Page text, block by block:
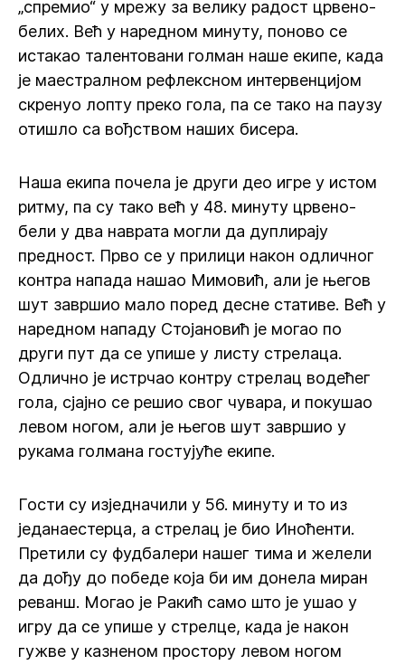
„спремио“ у мрежу за велику радост црвено-
белих. Већ у наредном минуту, поново се
истакао талентовани голман наше екипе, када
је маестралном рефлексном интервенцијом
скренуо лопту преко гола, па се тако на паузу
отишло са вођством наших бисера.
Наша екипа почела је други део игре у истом
ритму, па су тако већ у 48. минуту црвено-
бели у два наврата могли да дуплирају
предност. Прво се у прилици након одличног
контра напада нашао Мимовић, али је његов
шут завршио мало поред десне стативе. Већ у
наредном нападу Стојановић је могао по
други пут да се упише у листу стрелаца.
Одлично је истрчао контру стрелац водећег
гола, сјајно се решио свог чувара, и покушао
левом ногом, али је његов шут завршио у
рукама голмана гостујуће екипе.
Гости су изједначили у 56. минуту и то из
једанаестерца, а стрелац је био Иноћенти.
Претили су фудбалери нашег тима и желели
да дођу до победе која би им донела миран
реванш. Могао је Ракић само што је ушао у
игру да се упише у стрелце, када је након
гужве у казненом простору левом ногом